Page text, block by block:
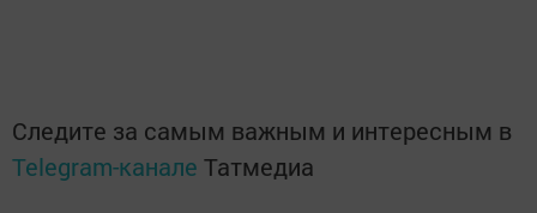
Следите за самым важным и интересным в
Telegram-канале Татмедиа